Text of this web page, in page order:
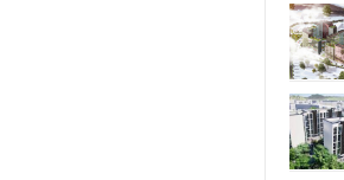
13:44
16:15